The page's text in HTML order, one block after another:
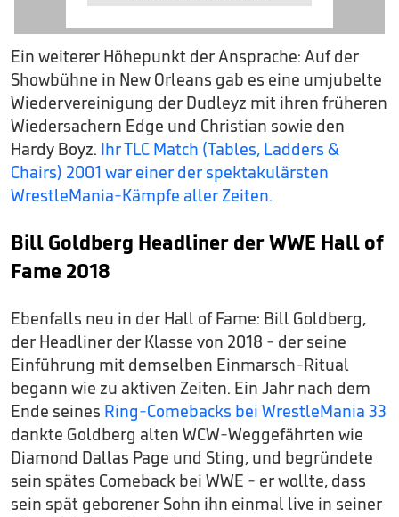
Ein weiterer Höhepunkt der Ansprache: Auf der
Showbühne in New Orleans gab es eine umjubelte
Wiedervereinigung der Dudleyz mit ihren früheren
Wiedersachern Edge und Christian sowie den
Hardy Boyz. Ihr TLC Match (Tables, Ladders &
Chairs) 2001 war einer der spektakulärsten
WrestleMania-Kämpfe aller Zeiten.
Bill Goldberg Headliner der WWE Hall of
Fame 2018
Ebenfalls neu in der Hall of Fame: Bill Goldberg,
der Headliner der Klasse von 2018 - der seine
Einführung mit demselben Einmarsch-Ritual
begann wie zu aktiven Zeiten. Ein Jahr nach dem
Ende seines Ring-Comebacks bei WrestleMania 33
dankte Goldberg alten WCW-Weggefährten wie
Diamond Dallas Page und Sting, und begründete
sein spätes Comeback bei WWE - er wollte, dass
sein spät geborener Sohn ihn einmal live in seiner